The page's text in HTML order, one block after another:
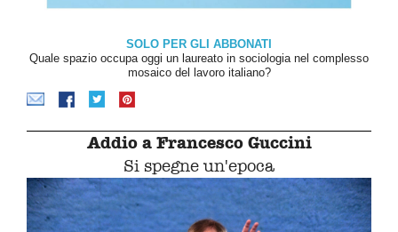
SOLO PER GLI ABBONATI
Quale spazio occupa oggi un laureato in sociologia nel complesso
mosaico del lavoro italiano?
Addio a Francesco Guccini
Si spegne un'epoca